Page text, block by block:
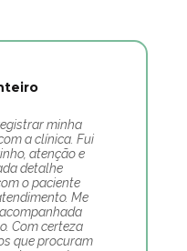
minha
a clínica. Fui
atenção e
detalhe
o paciente
Me
Com certeza
que procuram